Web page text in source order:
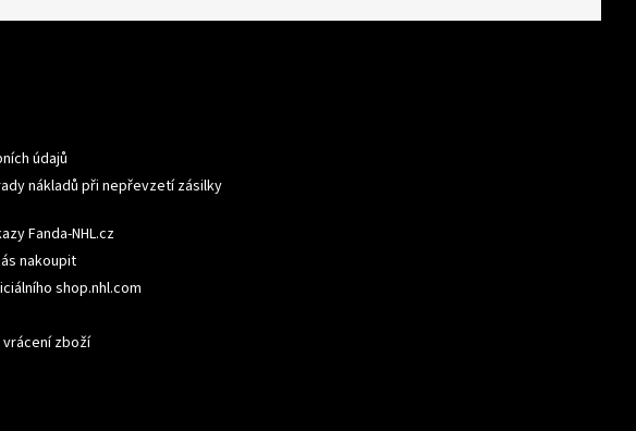
údajů
nákladů při nepřevzetí zásilky
Fanda-NHL.cz
nakoupit
shop.nhl.com
vrácení zboží